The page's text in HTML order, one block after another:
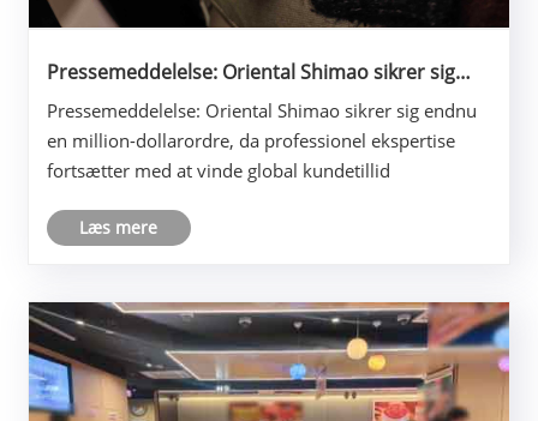
Pressemeddelelse: Oriental Shimao sikrer sig
ekspertise fortsætter med at vinde global
kundetillid
Pressemeddelelse: Oriental Shimao sikrer sig endnu
en million-dollarordre, da professionel ekspertise
fortsætter med at vinde global kundetillid
Læs mere